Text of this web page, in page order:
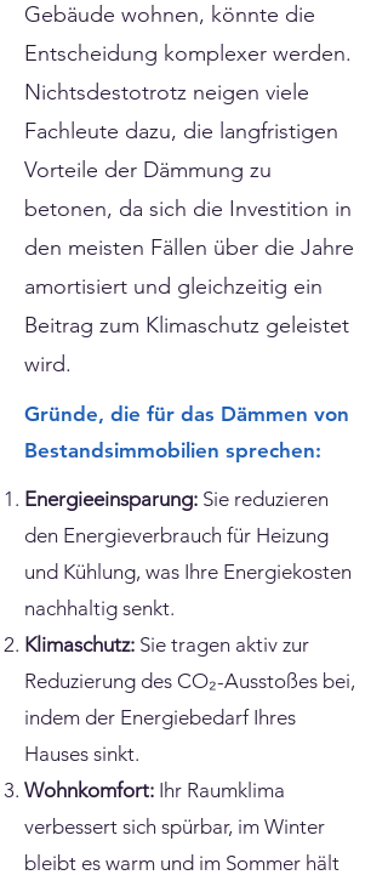
Gebäude wohnen, könnte die
Entscheidung komplexer werden.
Nichtsdestotrotz neigen viele
Fachleute dazu, die langfristigen
Vorteile der Dämmung zu
betonen, da sich die Investition in
den meisten Fällen über die Jahre
amortisiert und gleichzeitig ein
Beitrag zum Klimaschutz geleistet
wird.​
Gründe, die für das Dämmen von
Bestandsimmobilien sprechen:
Energieeinsparung: Sie reduzieren
den Energieverbrauch für Heizung
und Kühlung, was Ihre Energiekosten
nachhaltig senkt.​
Klimaschutz: Sie tragen aktiv zur
Reduzierung des CO₂-Ausstoßes bei,
indem der Energiebedarf Ihres
Hauses sinkt.​
Wohnkomfort: Ihr Raumklima
verbessert sich spürbar, im Winter
bleibt es warm und im Sommer hält